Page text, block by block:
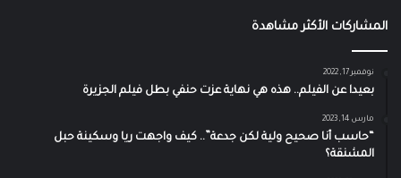
المشاركات الأكثر مشاهدة
نوفمبر 17, 2022
بعيدا عن الفيلم.. هذه هي نهاية عزت حنفي بطل فيلم الجزيرة
مارس 14, 2023
“حاسب أنا صحيح ولية لكن جدعة”.. كيف واجهت ريا وسكينة حبل
المشنقة؟